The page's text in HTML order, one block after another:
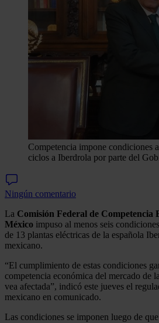
Competencia impone condiciones
ciclos a Iberdrola por parte del
Ningún comentario
La Comisión Federal de Competencia
México impuso al menos seis
de 13 plantas eléctricas de la española
mexicano.
“El cumplimiento de estas condiciones
competencia económica del mercado de
vea afectada”, indicó este jueves el
mexicano en comunicado.
Las condiciones se imponen luego de